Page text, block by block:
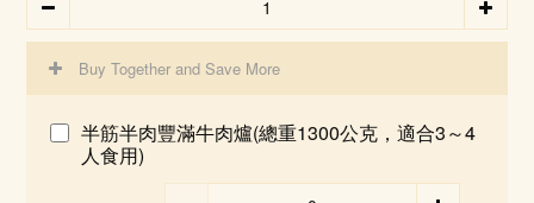
Buy Together and Save More
半筋半肉豐滿牛肉爐(總重1300公克，適合3～4
人食用)